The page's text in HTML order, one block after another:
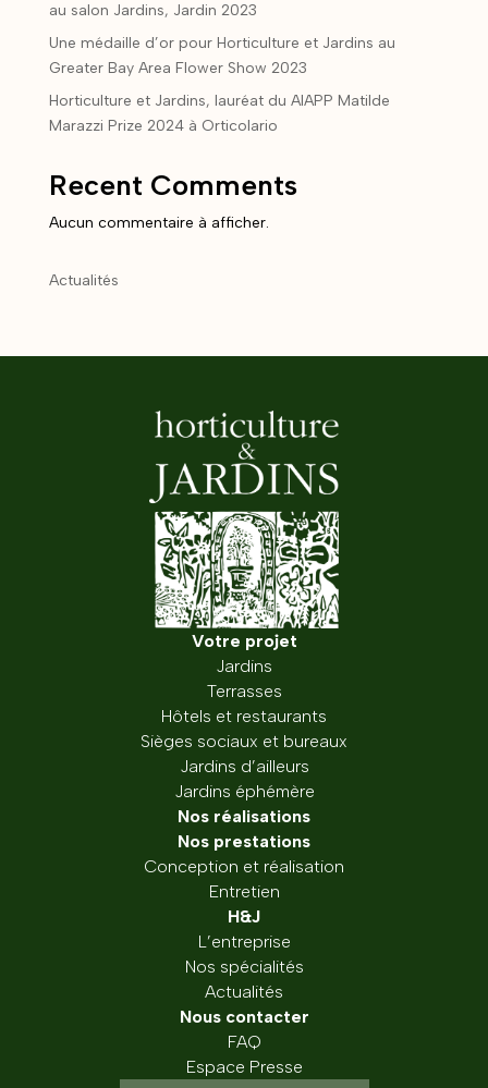
au salon Jardins, Jardin 2023
Une médaille d’or pour Horticulture et Jardins au
Greater Bay Area Flower Show 2023
Horticulture et Jardins, lauréat du AIAPP Matilde
Marazzi Prize 2024 à Orticolario
Recent Comments
Aucun commentaire à afficher.
Actualités
Votre projet
Jardins
Terrasses
Hôtels et restaurants
Sièges sociaux et bureaux
Jardins d’ailleurs
Jardins éphémère
Nos réalisations
Nos prestations
Conception et réalisation
Entretien
H&J
L’entreprise
Nos spécialités
Actualités
Nous contacter
FAQ
Espace Presse